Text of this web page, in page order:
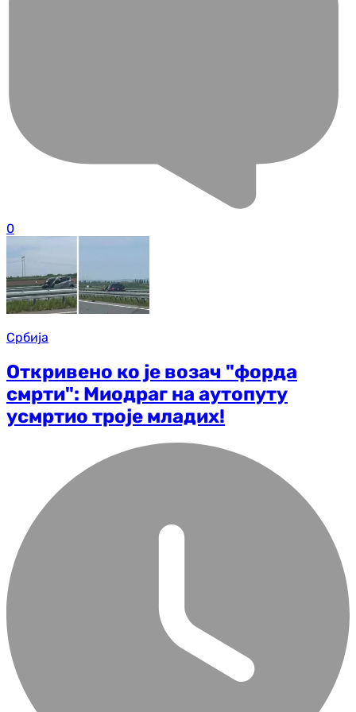
0
Србија
Откривено ко је возач "форда
смрти": Миодраг на аутопуту
усмртио троје младих!